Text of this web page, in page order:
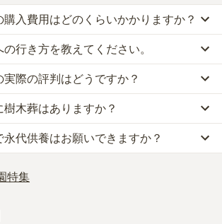
入費用はどのくらいかかりますか？
一般墓が約122万円から、樹木葬が約37.2万
けます。
がある大阪府の相場は、一般墓が約37万円
葬が約44万円です。
のがよい、安いものが悪い、という訳ではあ
です。
行き方を教えてください。
片町線「河内磐船駅」から徒歩約20分です。
路「交野北インター」から車で約2分です。
、本ページの「地図・交通アクセス」欄をご
際の評判はどうですか？
総合評価は、3.6点です。特に交通利便性、
されています。
え物はカラス、ネコ、アライグマ等が荒らす
いる。近くに墓地関係の売店はないが、とく
。」といったお声をいただいております。
木葬はありますか？
には1種類の樹木葬がございます。
らとなっております。
大阪府の樹木葬の相場価格は、約44万円で
組みを解説
代供養はお願いできますか？
は永代供養に対応しています。
らとなっております。